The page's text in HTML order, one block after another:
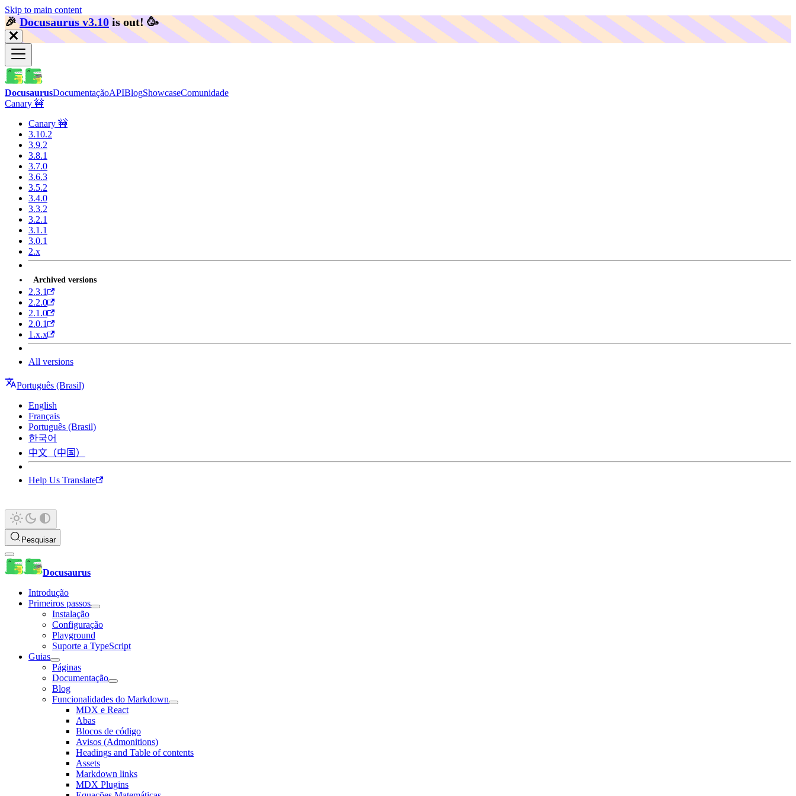
Skip to main content
🎉️Docusaurus v3.10 is out! 🥳️
DocusaurusDocumentaçãoAPIBlogShowcaseComunidade
Canary 🚧
Canary 🚧
3.10.2
3.9.2
3.8.1
3.7.0
3.6.3
3.5.2
3.4.0
3.3.2
3.2.1
3.1.1
3.0.1
2.x
Archived versions
2.3.1
2.2.0
2.1.0
2.0.1
1.x.x
All versions
Português (Brasil)
English
Français
Português (Brasil)
한국어
中文（中国）
Help Us Translate
Pesquisar
Docusaurus
Introdução
Primeiros passos
Instalação
Configuração
Playground
Suporte a TypeScript
Guias
Páginas
Documentação
Blog
Funcionalidades do Markdown
MDX e React
Abas
Blocos de código
Avisos (Admonitions)
Headings and Table of contents
Assets
Markdown links
MDX Plugins